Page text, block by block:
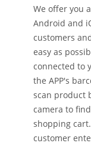
We offer you
Android and
customers
easy as
connected to
the APP's
scan product
camera to
shopping
customer